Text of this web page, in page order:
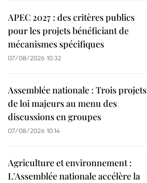
APEC 2027 : des critères publics
pour les projets bénéficiant de
mécanismes spécifiques
07/08/2026 10:32
Assemblée nationale : Trois projets
de loi majeurs au menu des
discussions en groupes
07/08/2026 10:14
Agriculture et environnement :
L'Assemblée nationale accélère la